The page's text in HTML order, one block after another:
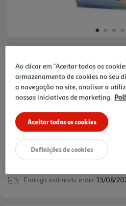
Faça a sua avaliação
Ref. / EAN:8714574523354
24,49 €
Entrega estimada entre 13/08/
Ao clicar em "Aceitar todos os
armazenamento de cookies no seu
a navegação no site, analisar a
nossas iniciativas de marketing.
Aceitar todos os cookies
Definições de cookies